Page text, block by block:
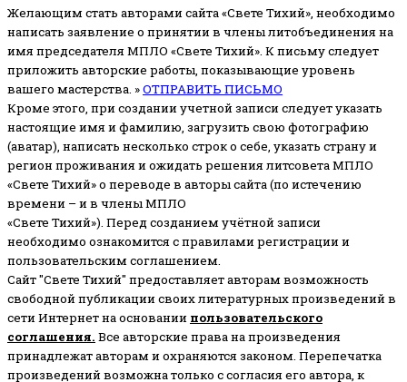
Желающим стать авторами сайта «Свете Тихий», необходимо
написать заявление о принятии в члены литобъединения на
имя председателя МПЛО «Свете Тихий». К письму следует
приложить авторские работы, показывающие уровень
вашего мастерства. »ОТПРАВИТЬ ПИСЬМО
Кроме этого, при создании учетной записи следует указать
настоящие имя и фамилию, загрузить свою фотографию
(аватар), написать несколько строк о себе, указать страну и
регион проживания и ожидать решения литсовета МПЛО
«Свете Тихий» о переводе в авторы сайта (по истечению
времени – и в члены МПЛО
«Свете Тихий»). Перед созданием учётной записи
необходимо ознакомится с правилами регистрации и
пользовательским соглашением.
Сайт "Свете Тихий" предоставляет авторам возможность
свободной публикации своих литературных произведений в
сети Интернет на основании пользовательского
соглашения. Все авторские права на произведения
принадлежат авторам и охраняются законом. Перепечатка
произведений возможна только с согласия его автора, к